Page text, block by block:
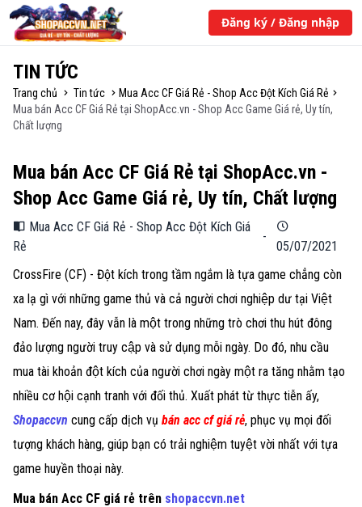
Đăng ký / Đăng nhập
TIN TỨC
Trang chủ Tin tức
Mua Acc CF Giá Rẻ - Shop Acc Đột Kích Giá Rẻ
Mua bán Acc CF Giá Rẻ tại ShopAcc.vn - Shop Acc Game Giá rẻ, Uy tín,
Chất lượng
Mua bán Acc CF Giá Rẻ tại ShopAcc.vn -
Shop Acc Game Giá rẻ, Uy tín, Chất lượng
Mua Acc CF Giá Rẻ - Shop Acc Đột Kích Giá
Rẻ
-
05/07/2021
CrossFire (CF) - Đột kích trong tầm ngắm là tựa game chẳng còn
xa lạ gì với những game thủ và cả người chơi nghiệp dư tại Việt
Nam. Đến nay, đây vẫn là một trong những trò chơi thu hút đông
đảo lượng người truy cập và sử dụng mỗi ngày. Do đó, nhu cầu
mua tài khoản đột kích của người chơi ngày một ra tăng nhằm tạo
nhiều cơ hội cạnh tranh với đối thủ. Xuất phát từ thực tiễn ấy,
Shopaccvn cung cấp dịch vụ bán acc cf giá rẻ, phục vụ mọi đối
tượng khách hàng, giúp bạn có trải nghiệm tuyệt vời nhất với tựa
game huyền thoại này.
Mua bán Acc CF giá rẻ trên shopaccvn.net